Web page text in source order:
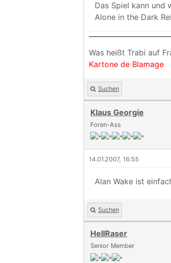
Das Spiel kann und
Alone in the Dark
Was heißt Trabi auf
Kartone de Blamage
Suchen
Klaus Georgie
Foren-Ass
14.01.2007, 16:55
Alan Wake ist
Suchen
HellRaser
Senior Member